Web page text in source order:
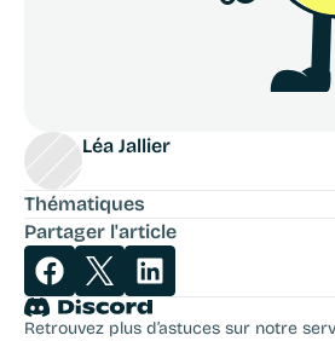
Léa Jallier
Thématiques
Partager l'article
Retrouvez plus d’astuces sur notre